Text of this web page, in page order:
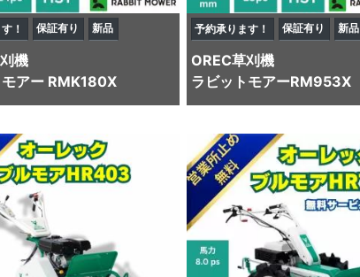
！ 保証有り 新品
機
アー RMK180X
予約承ります！ 保証有り 新品
OREC草刈機
ラビットモアーRM953X